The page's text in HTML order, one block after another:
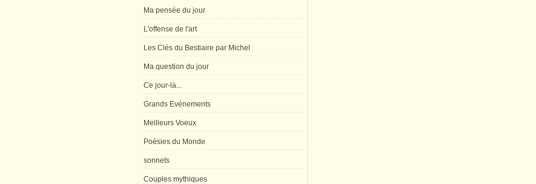
Ma pensée du jour
L'offense de l'art
Les Clés du Bestiaire par Michel
Ma question du jour
Ce jour-là...
Grands Evénements
Meilleurs Voeux
Poésies du Monde
sonnets
Couples mythiques